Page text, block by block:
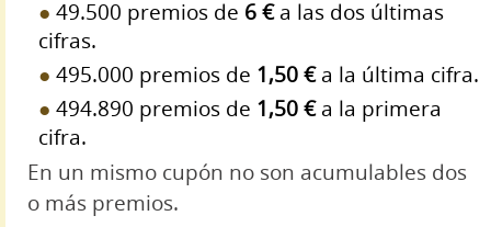
49.500 premios de 6 €a las dos últimas
cifras.
495.000 premios de 1,50 €a la última cifra.
494.890 premios de 1,50 €a la primera
cifra.
En un mismo cupón no son acumulables dos
o más premios.